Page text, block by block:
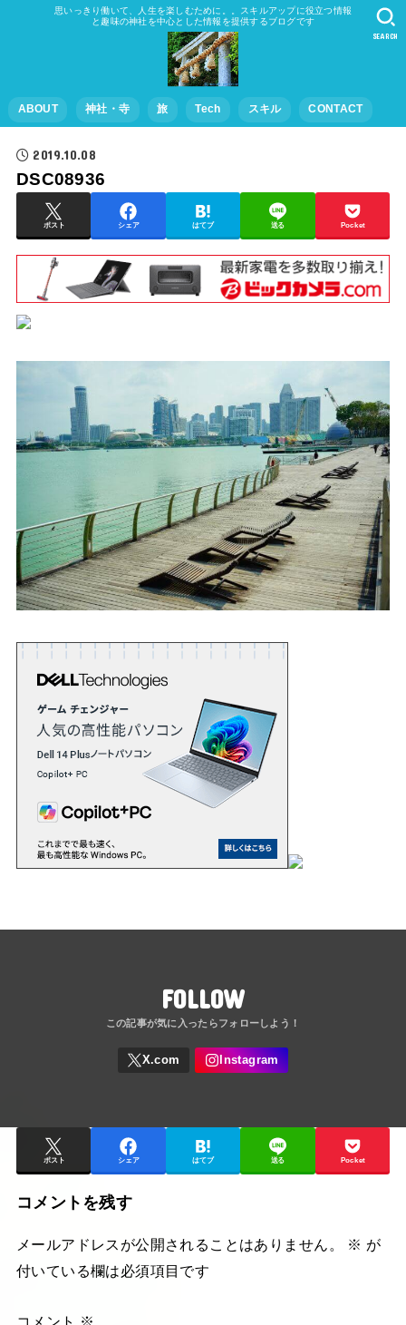
思いっきり働いて、人生を楽しむために。。スキルアップに役立つ情報
と趣味の神社を中心とした情報を提供するブログです
ABOUT 神社・寺 旅 Tech スキル CONTACT
SEARCH
2019.10.08
DSC08936
ポスト シェア はてブ 送る Pocket
FOLLOW
ポスト シェア はてブ 送る Pocket
コメントを残す
メールアドレスが公開されることはありません。 ※ が
付いている欄は必須項目です
コメント ※